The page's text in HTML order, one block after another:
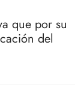
que por su
del